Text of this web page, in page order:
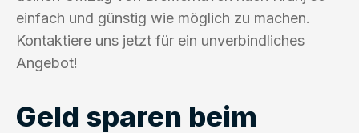
einfach und günstig wie möglich zu machen.
Kontaktiere uns jetzt für ein unverbindliches
Angebot!
Geld sparen beim